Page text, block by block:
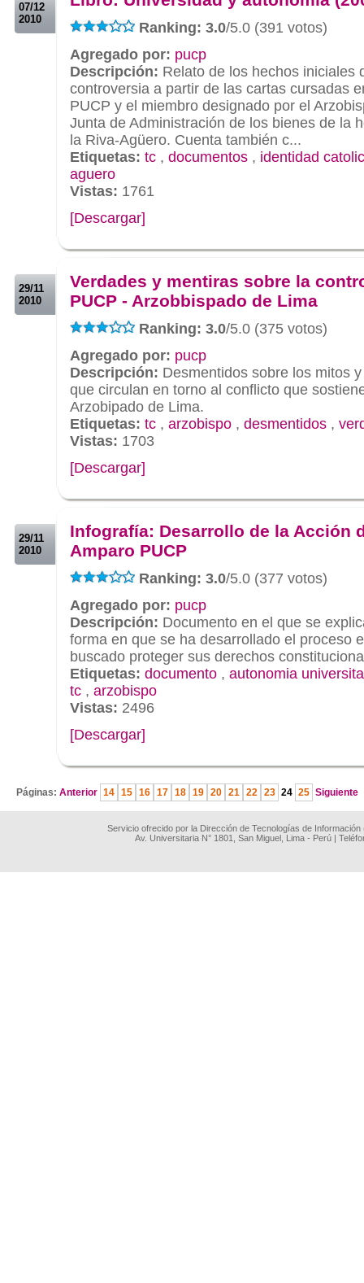
07/12
2010
Ranking: 3.0/5.0 (391 votos)
Agregado por: pucp
Descripción: Relato de los hechos iniciales
controversia a partir de las cartas cursadas
PUCP y el miembro designado por el
Junta de Administración de los bienes de la
la Riva-Agüero. Cuenta también c...
Etiquetas: tc , documentos , identidad
aguero
Vistas: 1761
[Descargar]
29/11
2010
Verdades y mentiras sobre la
PUCP - Arzobbispado de Lima
Ranking: 3.0/5.0 (375 votos)
Agregado por: pucp
Descripción: Desmentidos sobre los mitos
que circulan en torno al conflicto que
Arzobipado de Lima.
Etiquetas: tc , arzobispo , desmentidos ,
Vistas: 1703
[Descargar]
29/11
2010
Infografía: Desarrollo de la Acción
Amparo PUCP
Ranking: 3.0/5.0 (377 votos)
Agregado por: pucp
Descripción: Documento en el que se
forma en que se ha desarrollado el proceso
buscado proteger sus derechos
Etiquetas: documento , autonomia
tc , arzobispo
Vistas: 2496
[Descargar]
Páginas: Anterior 14 15 16 17 18 19 20 21 22 23 24 25 Siguiente
Servicio ofrecido por la Dirección de Tecnologías de
Av. Universitaria N° 1801, San Miguel, Lima - Perú |